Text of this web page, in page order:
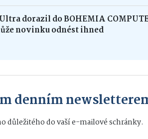
dorazil do BOHEMIA
novinku odnést ihned
denním
důležitého do vaší e-mailové schránky.